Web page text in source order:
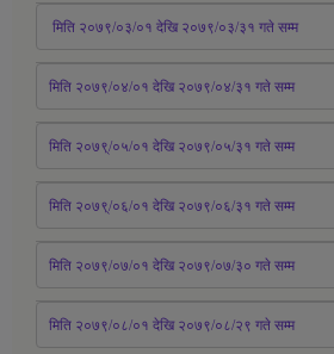
मिति २०७९/०३/०१ देखि २०७९/०३/३१ गते सम्म
मिति २०७९/०४/०१ देखि २०७९/०४/३१ गते सम्म
मिति २०७९्/०५/०१ देखि २०७९/०५/३१ गते सम्म
मिति २०७९्/०६/०१ देखि २०७९/०६/३१ गते सम्म
मिति २०७९/०७/०१ देखि २०७९/०७/३० गते सम्म
मिति २०७९/०८/०१ देखि २०७९/०८/२९ गते सम्म